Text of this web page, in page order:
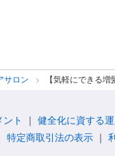
サロン 【気軽にできる
ト 健全化に資する
特定商取引法の表示